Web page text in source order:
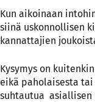
Kun aikoinaan
siinä uskonnollisen
kannattajien
Kysymys on
eikä paholaisesta
suhtautua asiallisen